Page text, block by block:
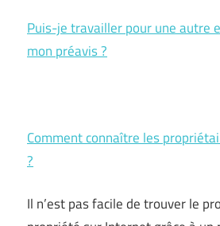
Puis-je travailler pour une autre
mon préavis ?
Comment connaître les
?
Il n’est pas facile de trouver le